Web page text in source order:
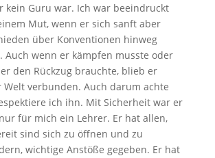
kein Guru war. Ich war beeindruckt
Mut, wenn er sich sanft aber
über Konventionen hinweg
Auch wenn er kämpfen musste oder
den Rückzug brauchte, blieb er
Welt verbunden. Auch darum achte
ich ihn. Mit Sicherheit war er
für mich ein Lehrer. Er hat allen,
sind sich zu öffnen und zu
wichtige Anstöße gegeben. Er hat